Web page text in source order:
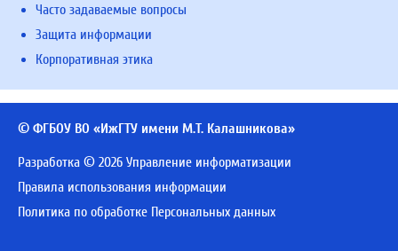
Часто задаваемые вопросы
Защита информации
Корпоративная этика
© ФГБОУ ВО «ИжГТУ имени М.Т. Калашникова»
Разработка © 2026 Управление информатизации
Правила использования информации
Политика по обработке Персональных данных